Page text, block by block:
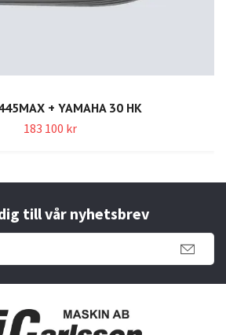
+ YAMAHA 30 HK
183 100 kr
till vår nyhetsbrev